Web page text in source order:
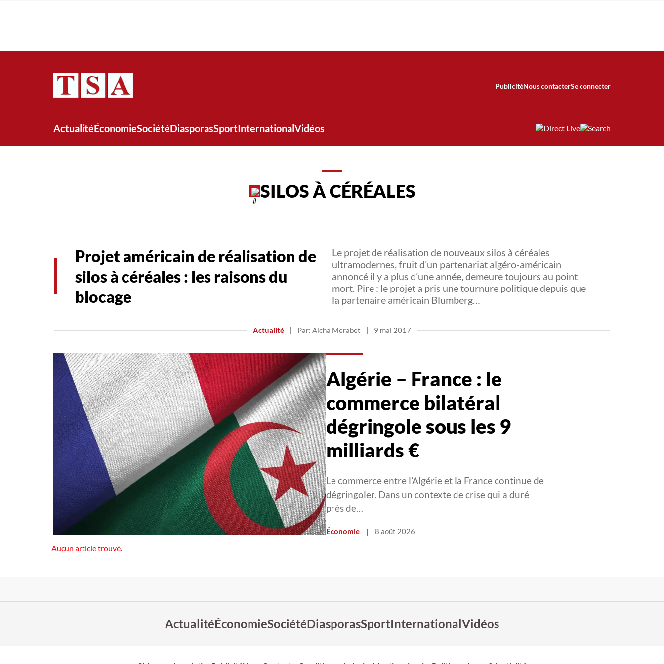
PublicitéNous contacterSe connecter
ActualitéÉconomieSociétéDiasporasSportInternationalVidéos
SILOS À CÉRÉALES
Projet américain de réalisation de
silos à céréales : les raisons du
blocage
Le projet de réalisation de nouveaux silos à céréales
ultramodernes, fruit d’un partenariat algéro-américain
annoncé il y a plus d’une année, demeure toujours au point
mort. Pire : le projet a pris une tournure politique depuis que
la partenaire américain Blumberg…
Actualité | Par: Aicha Merabet | 9 mai 2017
Algérie – France : le
commerce bilatéral
dégringole sous les 9
milliards €
Le commerce entre l’Algérie et la France continue de
dégringoler. Dans un contexte de crise qui a duré
près de…
Économie | 8 août 2026
Aucun article trouvé.
ActualitéÉconomieSociétéDiasporasSportInternationalVidéos